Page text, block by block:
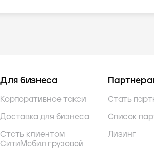
Для бизнеса
Корпоративное такси
Доставка для бизнеса
Стать клиентом
СитиМобил грузовой
Стать
Список
Лизинг